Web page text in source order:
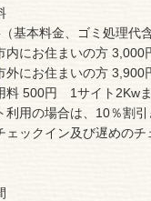
基本料金、ゴミ処理代含
内にお住まいの方 3,000
外にお住まいの方 3,900
料 500円 1サイト2Kwま
用の場合は、10％割引
ックイン及び遅めのチ